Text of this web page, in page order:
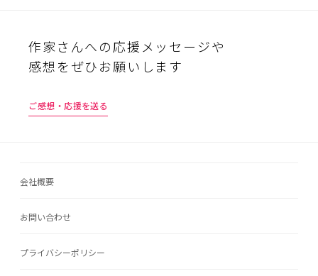
作家さんへの応援メッセージや
感想をぜひお願いします
ご感想・応援を送る
会社概要
お問い合わせ
プライバシーポリシー